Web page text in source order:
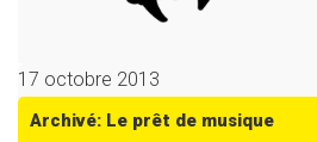
17 octobre 2013
Archivé: Le prêt de musique